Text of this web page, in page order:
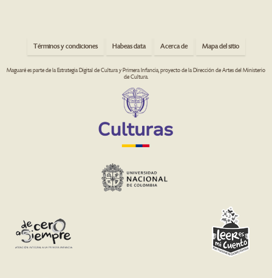
Términos y condiciones Habeas data Acerca de Mapa del sitio
Maguaré es parte de la Estrategia Digital de Cultura y Primera Infancia, proyecto de la Dirección de Artes del Ministerio
de Cultura.